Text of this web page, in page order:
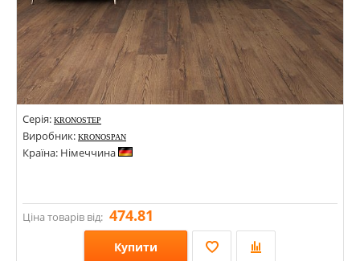
Серія: KRONOSTEP
Виробник: KRONOSPAN
Країна: Німеччина
Ціна товарів від: 474.81
Купити